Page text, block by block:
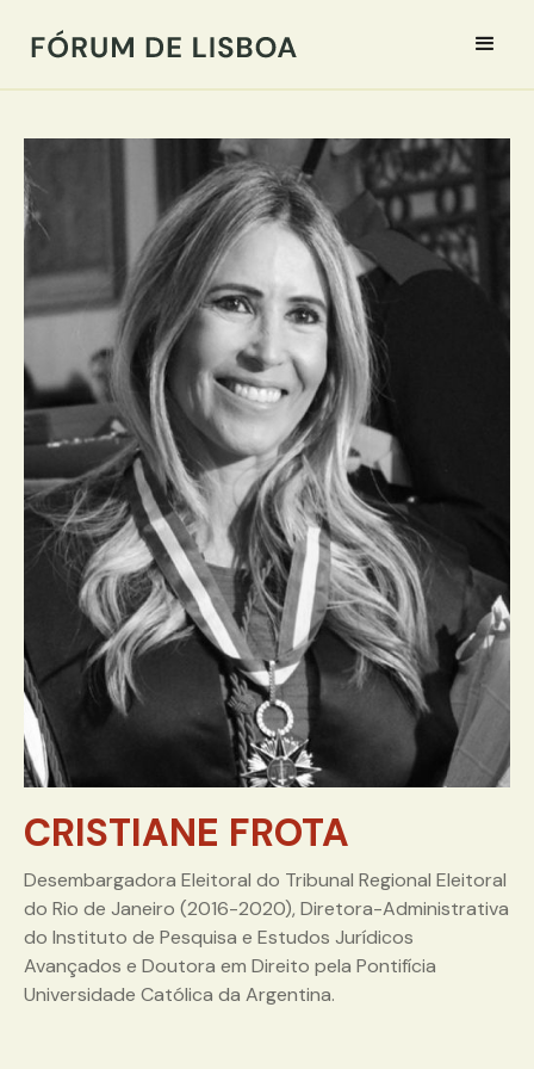
CRISTIANE FROTA
Desembargadora Eleitoral do Tribunal Regional Eleitoral
do Rio de Janeiro (2016-2020), Diretora-Administrativa
do Instituto de Pesquisa e Estudos Jurídicos
Avançados e Doutora em Direito pela Pontifícia
Universidade Católica da Argentina.